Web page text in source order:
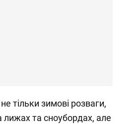
тільки зимові розваги,
лижах та сноубордах, але